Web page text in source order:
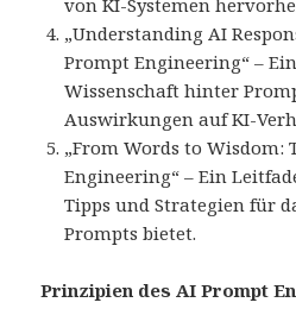
von KI-Systemen
„Understanding AI
Prompt Engineering“ –
Wissenschaft hinter
Auswirkungen auf KI-
„From Words to Wisdom:
Engineering“ – Ein
Tipps und Strategien für
Prompts bietet.
Prinzipien des AI Prompt